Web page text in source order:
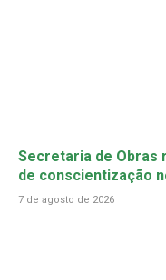
Secretaria de Obras
de conscientização
7 de agosto de 2026